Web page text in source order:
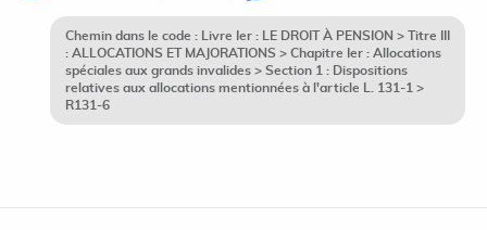
Chemin dans le code : Livre Ier : LE DROIT À PENSION > Titre III
: ALLOCATIONS ET MAJORATIONS > Chapitre Ier : Allocations
spéciales aux grands invalides > Section 1 : Dispositions
relatives aux allocations mentionnées à l'article L. 131-1 >
R131-6